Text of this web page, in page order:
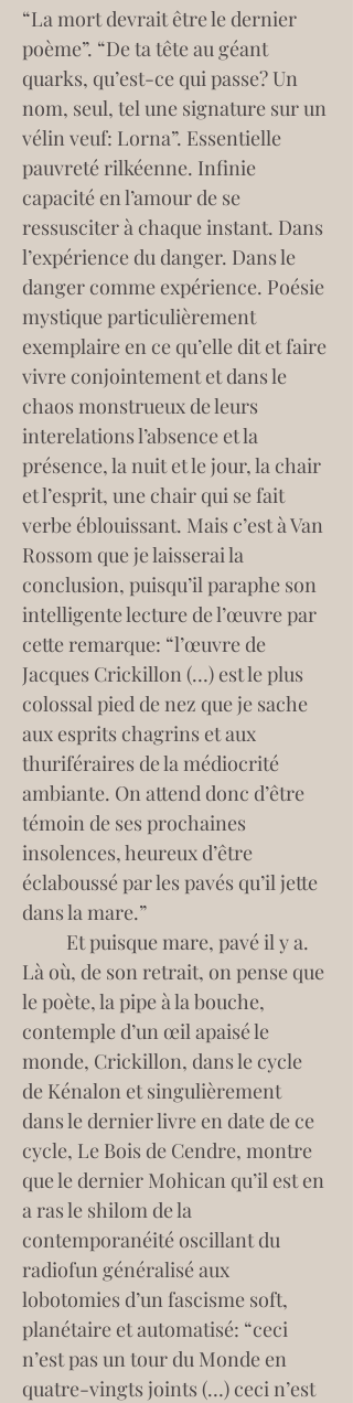
“La mort devrait être le dernier
poème”. “De ta tête au géant
quarks, qu’est-ce qui passe? Un
nom, seul, tel une signature sur un
vélin veuf: Lorna”. Essentielle
pauvreté rilkéenne. Infinie
capacité en l’amour de se
ressusciter à chaque instant. Dans
l’expérience du danger. Dans le
danger comme expérience. Poésie
mystique particulièrement
exemplaire en ce qu’elle dit et faire
vivre conjointement et dans le
chaos monstrueux de leurs
interelations l’absence et la
présence, la nuit et le jour, la chair
et l’esprit, une chair qui se fait
verbe éblouissant. Mais c’est à Van
Rossom que je laisserai la
conclusion, puisqu’il paraphe son
intelligente lecture de l’œuvre par
cette remarque: “l’œuvre de
Jacques Crickillon (…) est le plus
colossal pied de nez que je sache
aux esprits chagrins et aux
thuriféraires de la médiocrité
ambiante. On attend donc d’être
témoin de ses prochaines
insolences, heureux d’être
éclaboussé par les pavés qu’il jette
dans la mare.”
Là où, de son retrait, on pense que
le poète, la pipe à la bouche,
contemple d’un œil apaisé le
monde, Crickillon, dans le cycle
de Kénalon et singulièrement
dans le dernier livre en date de ce
cycle, Le Bois de Cendre, montre
que le dernier Mohican qu’il est en
a ras le shilom de la
contemporanéité oscillant du
radiofun généralisé aux
lobotomies d’un fascisme soft,
planétaire et automatisé: “ceci
n’est pas un tour du Monde en
quatre-vingts joints (…) ceci n’est